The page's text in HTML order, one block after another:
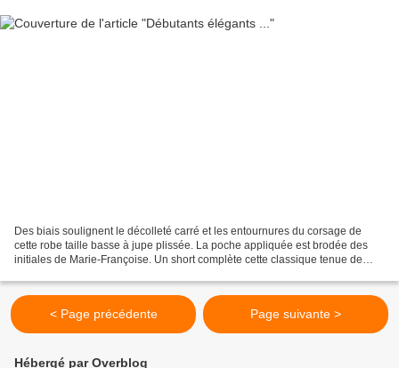
Des biais soulignent le décolleté carré et les entournures du corsage de
cette robe taille basse à jupe plissée. La poche appliquée est brodée des
initiales de Marie-Françoise. Un short complète cette classique tenue de
< Page précédente Page suivante >
Hébergé par Overblog